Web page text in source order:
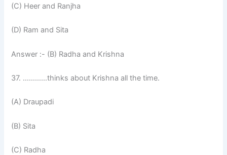
(C) Heer and Ranjha
(D) Ram and Sita
Answer :- (B) Radha and Krishna
37. …………thinks about Krishna all the time.
(A) Draupadi
(B) Sita
(C) Radha